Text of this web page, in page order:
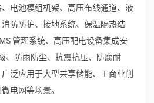
电池模组机架、高压布线通道、液
防防护、接地系统、保温隔热结
管理系统、高压配电设备集成安
、防雨防尘、抗震抗压、防腐耐
泛应用于大型共享储能、工商业削
电网等场景。